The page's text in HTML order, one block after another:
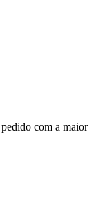
com a maior